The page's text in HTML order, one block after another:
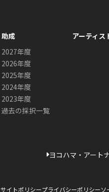
助成
2027年度
2026年度
2025年度
2024年度
2023年度
過去の採択一覧
アーティス
ヨコハマ・アート
サイトポリシープライバシーポリシーソ